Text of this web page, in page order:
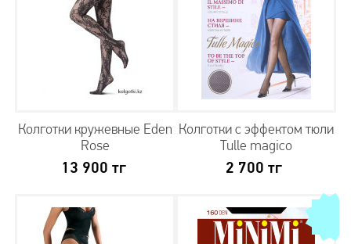
Колготки кружевные Eden
Rose
13 900 тг
Колготки с эффектом тюли
Tulle magico
2 700 тг